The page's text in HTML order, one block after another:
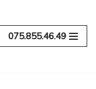
075.855.46.49